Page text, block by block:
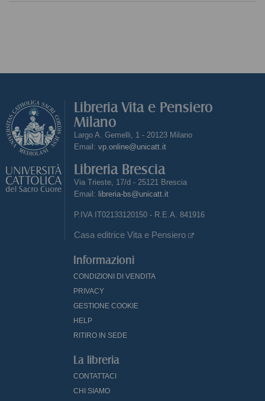
Libreria Vita e Pensiero
Milano
Largo A. Gemelli, 1 - 20123 Milano
Email: vp.online@unicatt.it
Libreria Brescia
Via Trieste, 17/d - 25121 Brescia
Email: libreria-bs@unicatt.it
P.IVA IT02133120150 - R.E.A. 841916
Casa editrice Vita e Pensiero
Informazioni
CONDIZIONI DI VENDITA
PRIVACY
GESTIONE COOKIE
HELP
RITIRO IN SEDE
La libreria
CONTATTACI
CHI SIAMO